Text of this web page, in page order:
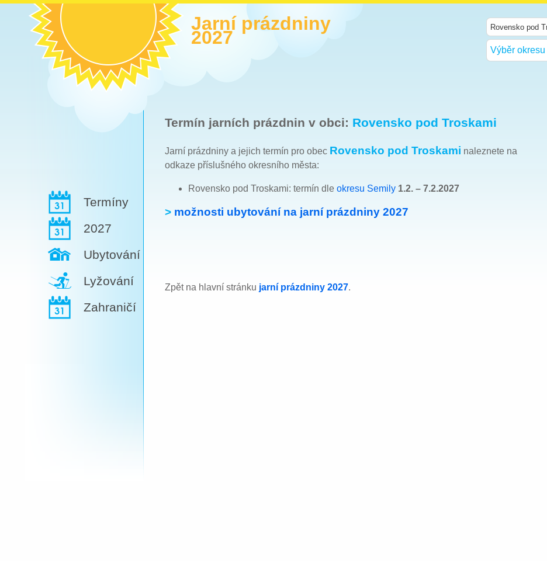
Jarní prázdniny
2027
Výběr okresu
Termíny
2027
Ubytování
Lyžování
Zahraničí
Termín jarních prázdnin v obci: Rovensko pod Troskami
Jarní prázdniny a jejich termín pro obec Rovensko pod Troskami naleznete na
odkaze příslušného okresního města:
Rovensko pod Troskami: termín dle okresu Semily 1.2. – 7.2.2027
> možnosti ubytování na jarní prázdniny 2027
Zpět na hlavní stránku jarní prázdniny 2027.